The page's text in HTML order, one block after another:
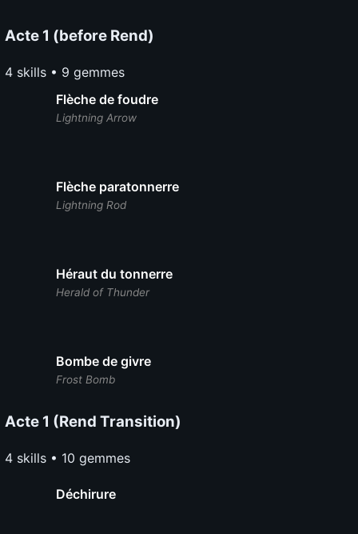
Acte 1 (before Rend)
4 skills • 9 gemmes
Flèche de foudre
Lightning Arrow
Flèche paratonnerre
Lightning Rod
Héraut du tonnerre
Herald of Thunder
Bombe de givre
Frost Bomb
Acte 1 (Rend Transition)
4 skills • 10 gemmes
Déchirure